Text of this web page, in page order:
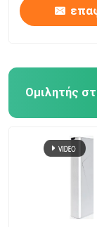
Ομιλητής